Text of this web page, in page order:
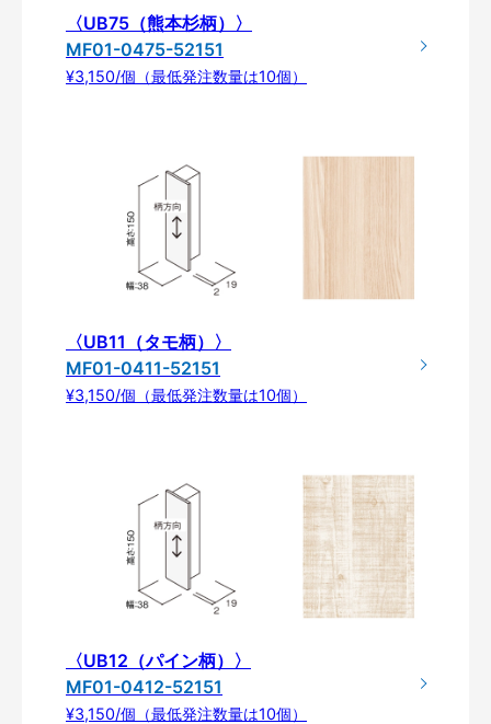
〈UB75（熊本杉柄）〉
MF01-0475-52151
¥3,150/個（最低発注数量は10個）
〈UB11（タモ柄）〉
MF01-0411-52151
¥3,150/個（最低発注数量は10個）
〈UB12（パイン柄）〉
MF01-0412-52151
¥3,150/個（最低発注数量は10個）